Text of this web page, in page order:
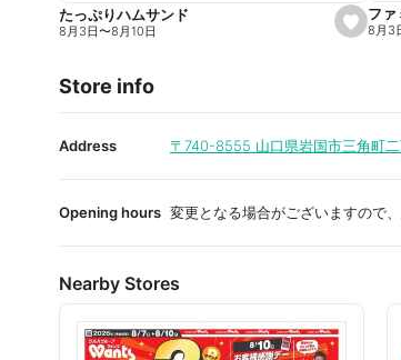
s
e
i
t
たっぷりハムサンド
8月3日〜8月10日
ファ
8月3
Store info
Address 〒740-8555 山口県岩国市三角町
Opening hours 変更となる場合がございますので
Nearby Stores